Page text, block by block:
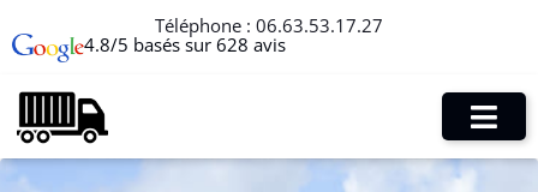
Téléphone : 06.63.53.17.27
4.8/5 basés sur 628 avis